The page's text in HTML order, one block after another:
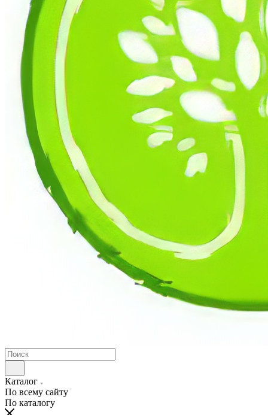
Каталог
По всему сайту
По каталогу